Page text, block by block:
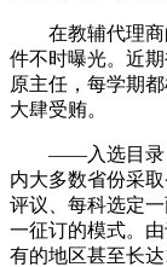
在教辅代理商
件不时曝光。近
原主任，每学期
大肆受贿。
——入选目录，
内大多数省份采
评议、每科选定
一征订的模式。
有的地区甚至长达